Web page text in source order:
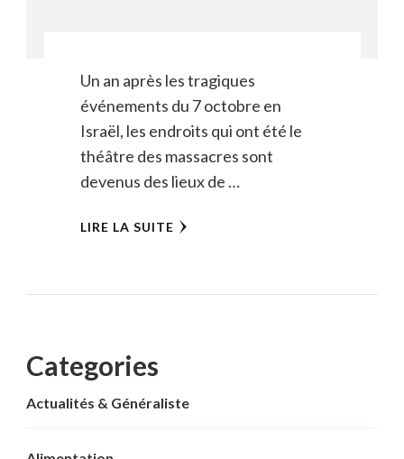
Un an après les tragiques
événements du 7 octobre en
Israël, les endroits qui ont été le
théâtre des massacres sont
devenus des lieux de …
LIRE LA SUITE
Categories
Actualités & Généraliste